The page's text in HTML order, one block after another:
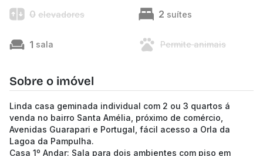
0 elevadores 2 suítes
1 sala Permite animais
Sobre o imóvel
Linda casa geminada individual com 2 ou 3 quartos á
venda no bairro Santa Amélia, próximo de comércio,
Avenidas Guarapari e Portugal, fácil acesso a Orla da
Lagoa da Pampulha.
Casa 1º Andar: Sala para dois ambientes com piso em